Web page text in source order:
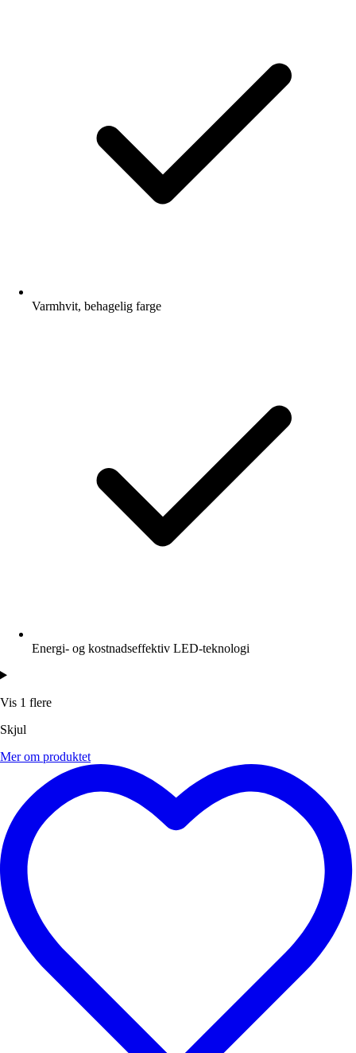
Varmhvit, behagelig farge
Energi- og kostnadseffektiv LED-teknologi
Vis 1 flere
Skjul
Mer om produktet